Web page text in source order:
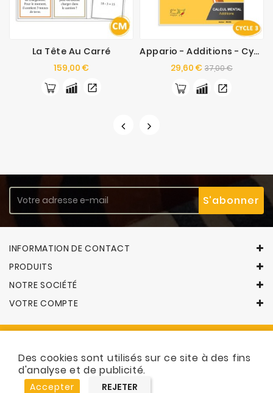
Des cookies sont utilisés sur ce site à des fins
d'analyse et de publicité.
Accepter REJETER
La Tête Au Carré
159,00 €Prix
Appario - Additions - Cycle 3
29,60 € Prix
base
37,00 €Prix
INFORMATION DE CONTACT
PRODUITS
NOTRE SOCIÉTÉ
VOTRE COMPTE
© 2026 - Logiciel e-commerce par PrestaShop™